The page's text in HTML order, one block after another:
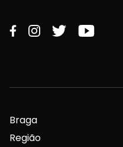
Braga
Região